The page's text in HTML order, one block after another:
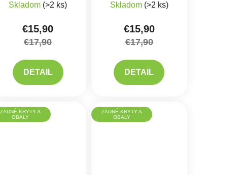
Skladom (>2 ks)
€15,90
€17,90
DETAIL
Skladom (>2 ks)
€15,90
€17,90
DETAIL
ZADNÉ KRYTY A
OBALY
ZADNÉ KRYTY A
OBALY